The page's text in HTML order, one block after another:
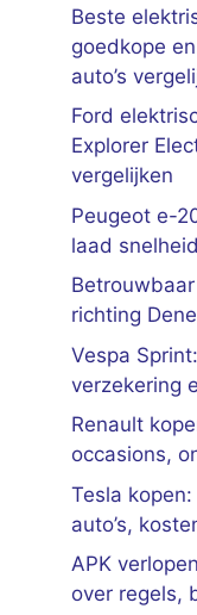
Beste
goedkope
auto’s
Ford
Explorer
vergelijken
Peugeot e-
laad
richting
Vespa
verzekering
Renault
occasions,
Tesla
auto’s,
APK
over regels,